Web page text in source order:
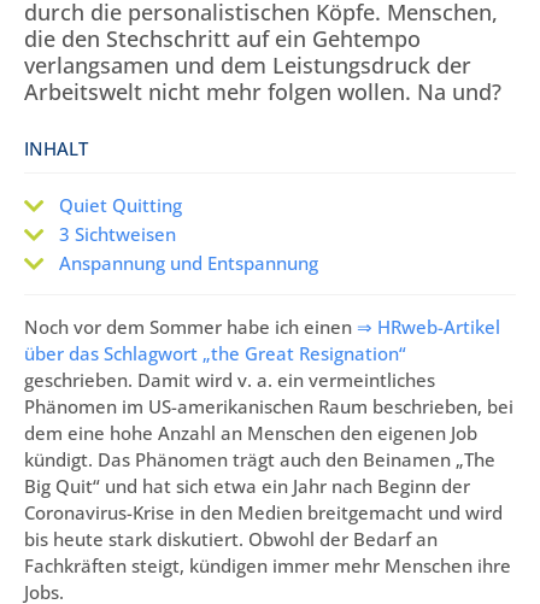
durch die personalistischen Köpfe. Menschen,
die den Stechschritt auf ein Gehtempo
verlangsamen und dem Leistungsdruck der
Arbeitswelt nicht mehr folgen wollen. Na und?
INHALT
Quiet Quitting
3 Sichtweisen
Anspannung und Entspannung
Noch vor dem Sommer habe ich einen ⇒ HRweb-Artikel
über das Schlagwort „the Great Resignation“
geschrieben. Damit wird v. a. ein vermeintliches
Phänomen im US-amerikanischen Raum beschrieben, bei
dem eine hohe Anzahl an Menschen den eigenen Job
kündigt. Das Phänomen trägt auch den Beinamen „The
Big Quit“ und hat sich etwa ein Jahr nach Beginn der
Coronavirus-Krise in den Medien breitgemacht und wird
bis heute stark diskutiert. Obwohl der Bedarf an
Fachkräften steigt, kündigen immer mehr Menschen ihre
Jobs.